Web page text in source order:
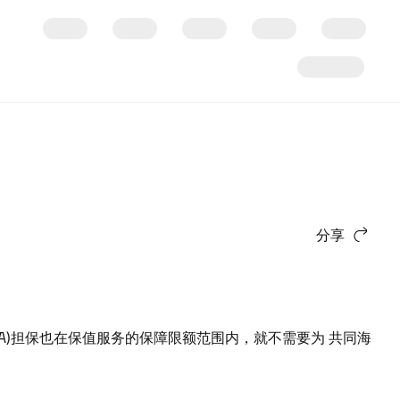
分享
担保也在保值服务的保障限额范围内，就不需要为 共同海